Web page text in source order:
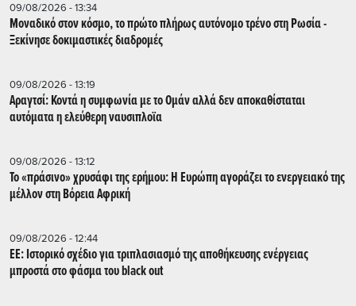
09/08/2026 - 13:34
Μοναδικό στον κόσμο, το πρώτο πλήρως αυτόνομο τρένο στη Ρωσία -
Ξεκίνησε δοκιμαστικές διαδρομές
09/08/2026 - 13:19
Αραγτσί: Κοντά η συμφωνία με το Ομάν αλλά δεν αποκαθίσταται
αυτόματα η ελεύθερη ναυσιπλοϊα
09/08/2026 - 13:12
Το «πράσινο» χρυσάφι της ερήμου: Η Ευρώπη αγοράζει το ενεργειακό της
μέλλον στη Βόρεια Αφρική
09/08/2026 - 12:44
ΕΕ: Iστορικό σχέδιο για τριπλασιασμό της αποθήκευσης ενέργειας
μπροστά στο φάσμα του black out